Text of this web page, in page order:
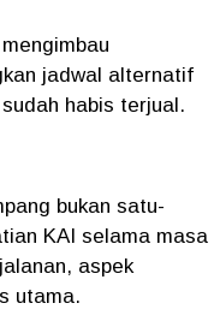
jadwal alternatif
habis terjual.
bukan satu-
KAI selama masa
aspek
utama.